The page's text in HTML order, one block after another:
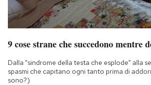
9 cose strane che succedono mentre
Dalla "sindrome della testa che esplode" alla
spasmi che capitano ogni tanto prima di
sono?)